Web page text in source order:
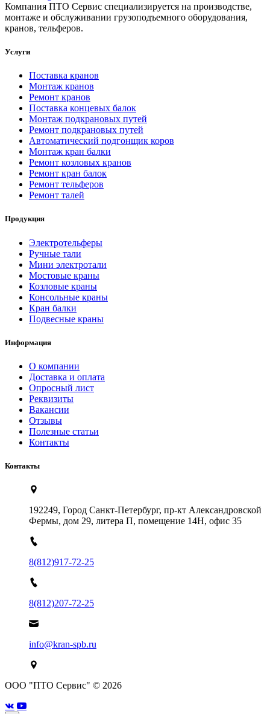
Компания ПТО Сервис специализируется на производстве,
монтаже и обслуживании грузоподъемного оборудования,
кранов, тельферов.
Услуги
Поставка кранов
Монтаж кранов
Ремонт кранов
Поставка концевых балок
Монтаж подкрановых путей
Ремонт подкрановых путей
Автоматический подгонщик коров
Монтаж кран балки
Ремонт козловых кранов
Ремонт кран балок
Ремонт тельферов
Ремонт талей
Продукция
Электротельферы
Ручные тали
Мини электротали
Мостовые краны
Козловые краны
Консольные краны
Кран балки
Подвесные краны
Информация
О компании
Доставка и оплата
Опросный лист
Реквизиты
Вакансии
Отзывы
Полезные статьи
Контакты
Контакты
192249, Город Санкт-Петербург, пр-кт Александровской
Фермы, дом 29, литера П, помещение 14Н, офис 35
8(812)917-72-25
8(812)207-72-25
info@kran-spb.ru
ООО "ПТО Сервис" © 2026